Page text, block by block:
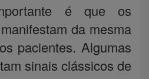
é que os
da mesma
pacientes. Algumas
sinais clássicos de